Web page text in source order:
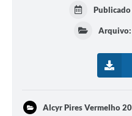
Publicado
Arquivo:
Alcyr Pires Vermelho